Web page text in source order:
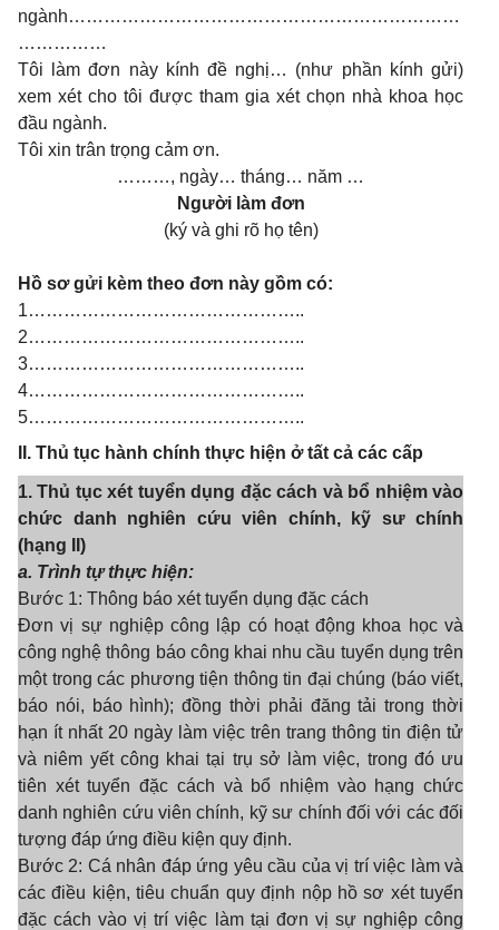
ngành… ………………………………………………………
……………
Tôi làm đơn này kính đề nghị… (như phần kính gửi)
xem xét cho tôi được tham gia xét chọn nhà khoa học
đầu ngành.
Tôi xin trân trọng cảm ơn.
………, ngày… tháng… năm …
Người làm đơn
(ký và ghi rõ họ tên)
Hồ sơ gửi kèm theo đơn này gồm có:
1………………………………………..
2………………………………………..
3………………………………………..
4………………………………………..
5………………………………………..
II. Thủ tục hành chính thực hiện ở tất cả các cấp
1. Thủ tục xét tuyển dụng đặc cách và bổ nhiệm vào
chức danh nghiên cứu viên chính, kỹ sư chính
(hạng II)
a. Trình tự thực hiện:
Bước 1: Thông báo xét tuyển dụng đặc cách
Đơn vị sự nghiệp công lập có hoạt động khoa học và
công nghệ thông báo công khai nhu cầu tuyển dụng trên
một trong các phương tiện thông tin đại chúng (báo viết,
báo nói, báo hình); đồng thời phải đăng tải trong thời
hạn ít nhất 20 ngày làm việc trên trang thông tin điện tử
và niêm yết công khai tại trụ sở làm việc, trong đó ưu
tiên xét tuyển đặc cách và bổ nhiệm vào hạng chức
danh nghiên cứu viên chính, kỹ sư chính đối với các đối
tượng đáp ứng điều kiện quy định.
Bước 2: Cá nhân đáp ứng yêu cầu của vị trí việc làm và
các điều kiện, tiêu chuẩn quy định nộp hồ sơ xét tuyển
đặc cách vào vị trí việc làm tại đơn vị sự nghiệp công